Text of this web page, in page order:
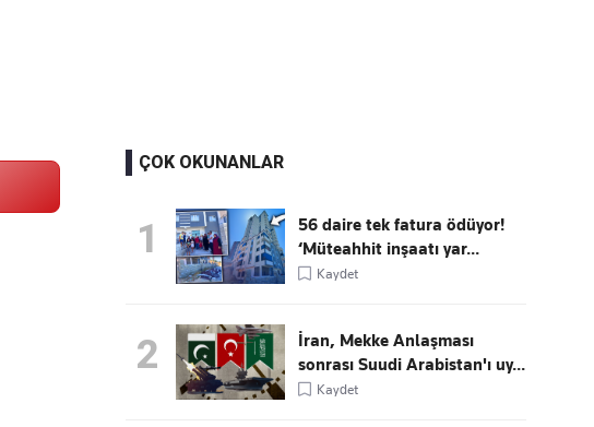
ÇOK OKUNANLAR
1
56 daire tek fatura ödüyor!
‘Müteahhit inşaatı yar...
Kaydet
2
İran, Mekke Anlaşması
sonrası Suudi Arabistan'ı uy...
Kaydet